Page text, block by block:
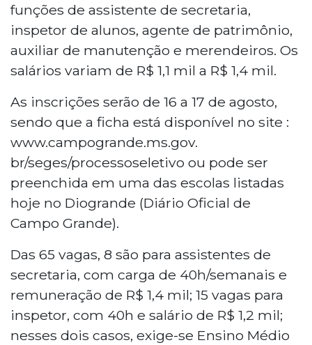
funções de assistente de secretaria,
inspetor de alunos, agente de patrimônio,
auxiliar de manutenção e merendeiros. Os
salários variam de R$ 1,1 mil a R$ 1,4 mil.
As inscrições serão de 16 a 17 de agosto,
sendo que a ficha está disponível no site :
www.campogrande.ms.gov.
br/seges/processoseletivo ou pode ser
preenchida em uma das escolas listadas
hoje no Diogrande (Diário Oficial de
Campo Grande).
Das 65 vagas, 8 são para assistentes de
secretaria, com carga de 40h/semanais e
remuneração de R$ 1,4 mil; 15 vagas para
inspetor, com 40h e salário de R$ 1,2 mil;
nesses dois casos, exige-se Ensino Médio